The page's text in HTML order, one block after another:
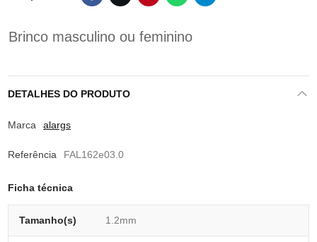
Brinco masculino ou feminino
DETALHES DO PRODUTO
Marca alargs
Referência FAL162e03.0
Ficha técnica
Tamanho(s) 1.2mm